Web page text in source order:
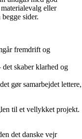
eller
sider.
fremdrift og
skaber klarhed og
gør samarbejdet lettere,
til et vellykket projekt.
det danske vejr